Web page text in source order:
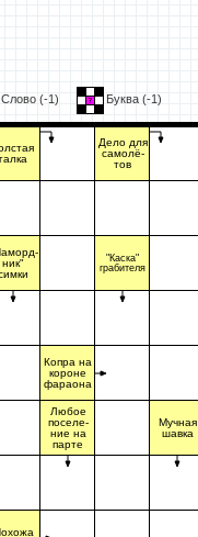
Слово (-1) Буква (-1)
галка
ник"
Копра на
короне
фараона
Любое
поселе-
ние на
парте
Дело для
самолё-
тов
"Каска"
грабителя
Мучная
шавка